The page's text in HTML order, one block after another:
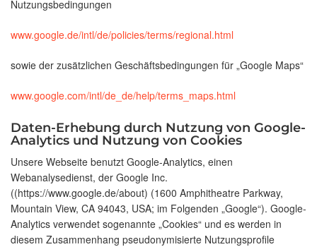
Nutzungsbedingungen
www.google.de/intl/de/policies/terms/regional.html
sowie der zusätzlichen Geschäftsbedingungen für „Google Maps“
www.google.com/intl/de_de/help/terms_maps.html
Daten-Erhebung durch Nutzung von Google-
Analytics und Nutzung von Cookies
Unsere Webseite benutzt Google-Analytics, einen
Webanalysedienst, der Google Inc.
((https://www.google.de/about) (1600 Amphitheatre Parkway,
Mountain View, CA 94043, USA; im Folgenden „Google“). Google-
Analytics verwendet sogenannte „Cookies“ und es werden in
diesem Zusammenhang pseudonymisierte Nutzungsprofile